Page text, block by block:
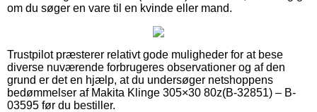
om du søger en vare til en kvinde eller mand.
Trustpilot præsterer relativt gode muligheder for at bese
diverse nuværende forbrugeres observationer og af den
grund er det en hjælp, at du undersøger netshoppens
bedømmelser af Makita Klinge 305×30 80z(B-32851) – B-
03595 før du bestiller.